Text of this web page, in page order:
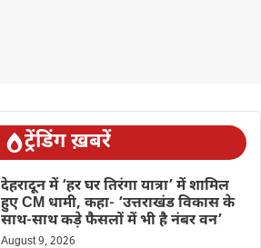
ट्रेंडिंग ख़बरें
देहरादून में ‘हर घर तिरंगा यात्रा’ में शामिल
हुए CM धामी, कहा- ‘उत्तराखंड विकास के
साथ-साथ कड़े फैसलों में भी है नंबर वन’
August 9, 2026